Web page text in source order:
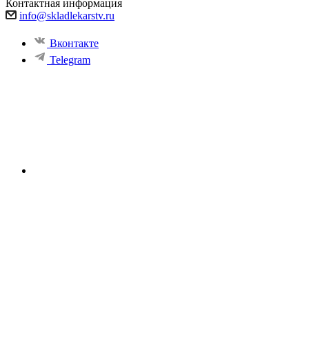
Контактная информация
info@skladlekarstv.ru
Вконтакте
Telegram